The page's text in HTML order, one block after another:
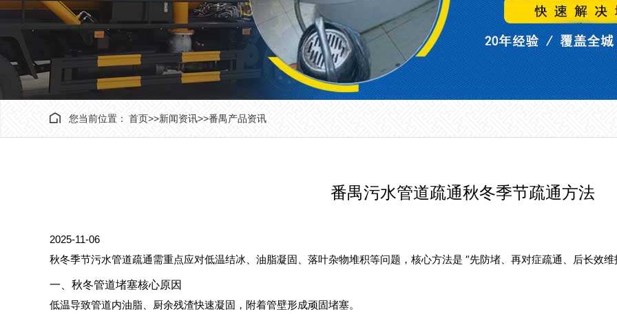
您当前位置： 首页>>新闻资讯>>番禺产品资讯
番禺污水管道疏通秋冬季节疏通方法
2025-11-06
秋冬季节污水管道疏通需重点应对低温结冰、油脂凝固、落叶杂物堆积等问题，核心方法是 “先防堵、再对症疏通、后长效维
一、秋冬管道堵塞核心原因
低温导致管道内油脂、厨余残渣快速凝固，附着管壁形成顽固堵塞。